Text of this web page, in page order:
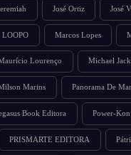
José Ortiz José
LOOPO Marcos Lopes
Lourenço Michael
Marins Panorama De
Book Editora Power-Kon
PRISMARTE EDITORA